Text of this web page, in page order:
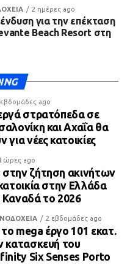
2 ημέρες ago
για την επέκταση
Beach Resort στη
ago
στρατόπεδα σε
και Αχαΐα θα
για νέες κατοικίες
ώρες ago
στην ζήτηση ακινήτων
στην Ελλάδα
Καναδά το 2026
2 εβδομάδες ago
mega έργο 101 εκατ.
κατασκευή του
Six Senses Porto